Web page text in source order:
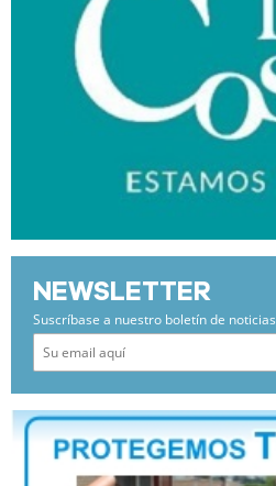
NEWSLETTER
Suscríbase a nuestro boletín de noticias